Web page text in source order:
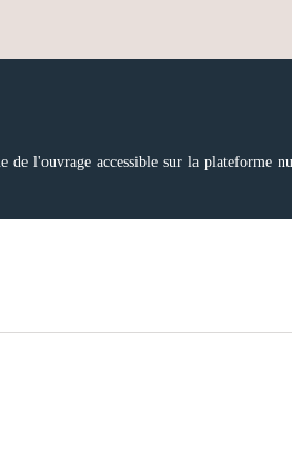
de l'ouvrage accessible sur la